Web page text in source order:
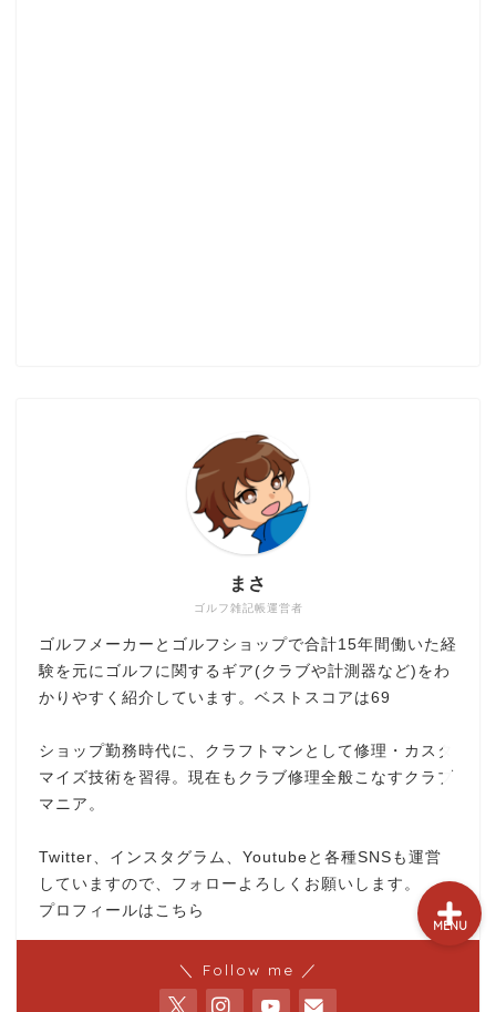
ゴルフ雑記帳運営者
まさ
ゴルフメーカーとゴルフショップで合計15年間働いた経
験を元にゴルフに関するギア(クラブや計測器など)をわ
かりやすく紹介しています。ベストスコアは69
ショップ勤務時代に、クラフトマンとして修理・カスタ
マイズ技術を習得。現在もクラブ修理全般こなすクラブ
マニア。
Twitter、インスタグラム、Youtubeと各種SNSも運営
していますので、フォローよろしくお願いします。
プロフィールはこちら
＼ Follow me ／
MENU
クラブ選び(ランキング)
新製品情報
ゴルフショップ